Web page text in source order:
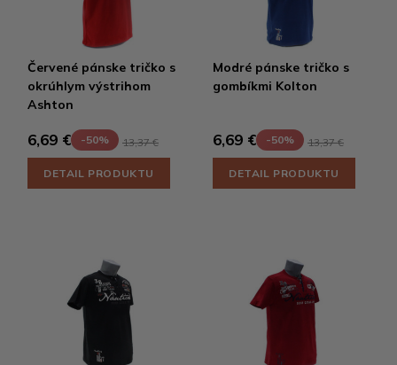
Červené pánske tričko s
okrúhlym výstrihom
Ashton
6,69 € -50% 13,37 €
DETAIL PRODUKTU
Modré pánske tričko s
gombíkmi Kolton
6,69 € -50% 13,37 €
DETAIL PRODUKTU